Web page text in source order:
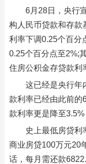
6月28日，央行
构人民币贷款和存款
利率下调0.25个百分
0.25个百分点至2%;
住房公积金存贷款利
这已经是央行年
款利率已经由此前的
款利率更是降至3.5%
史上最低房贷利
商业房贷100万元20
话，每月需还款